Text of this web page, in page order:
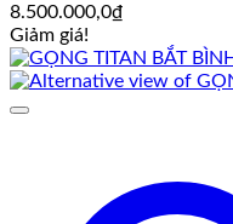
8.500.000,0₫
Giảm giá!